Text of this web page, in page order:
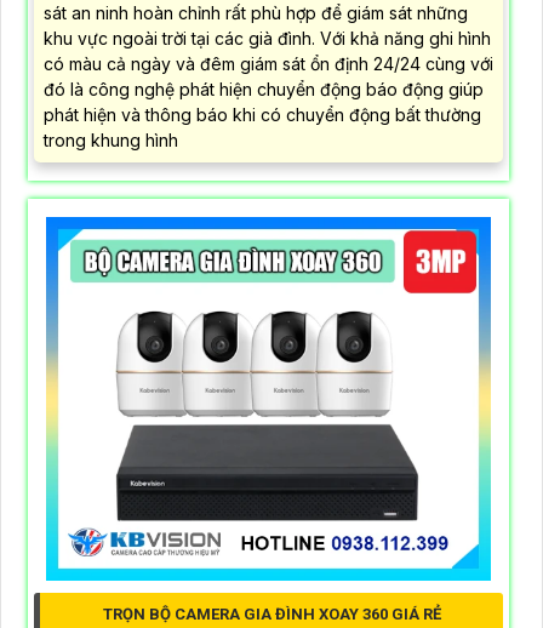
sát an ninh hoàn chỉnh rất phù hợp để giám sát những
khu vực ngoài trời tại các già đình. Với khả năng ghi hình
có màu cả ngày và đêm giám sát ổn định 24/24 cùng với
đó là công nghệ phát hiện chuyển động báo động giúp
phát hiện và thông báo khi có chuyển động bất thường
trong khung hình
TRỌN BỘ CAMERA GIA ĐÌNH XOAY 360 GIÁ RẺ